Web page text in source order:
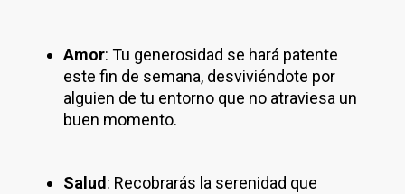
Amor: Tu generosidad se hará patente
este fin de semana, desviviéndote por
alguien de tu entorno que no atraviesa un
buen momento.
Salud : Recobrarás la serenidad que